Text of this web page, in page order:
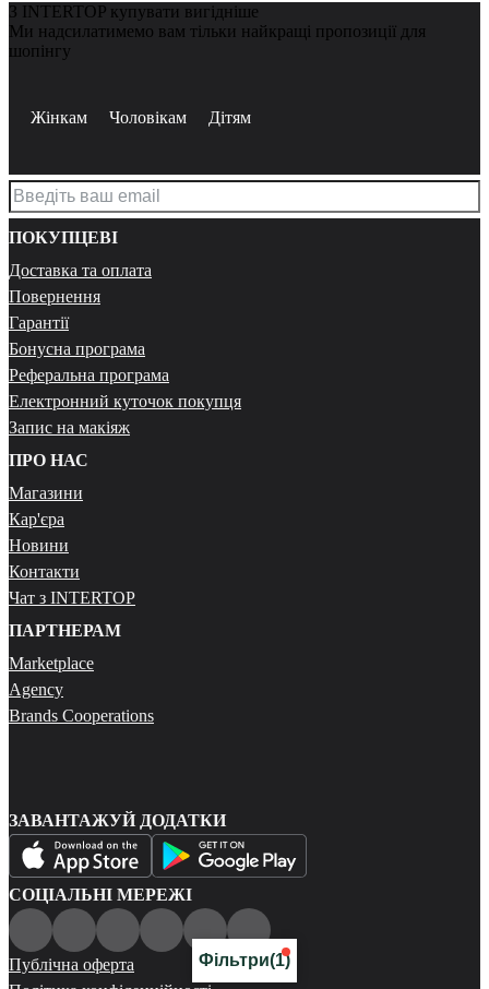
Фільтри(1)
З INTERTOP купувати вигідніше
Ми надсилатимемо вам тільки найкращі пропозиції для
шопінгу
Жінкам Чоловікам Дітям
ПОКУПЦЕВІ
Доставка та оплата
Повернення
Гарантії
Бонусна програма
Реферальна програма
Електронний куточок покупця
Запис на макіяж
ПРО НАС
Магазини
Кар'єра
Новини
Контакти
Чат з INTERTOP
ПАРТНЕРАМ
Marketplace
Agency
Brands Cooperations
ЗАВАНТАЖУЙ ДОДАТКИ
СОЦІАЛЬНІ МЕРЕЖІ
Публічна оферта